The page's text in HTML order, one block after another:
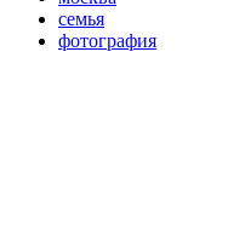
семья
фотография